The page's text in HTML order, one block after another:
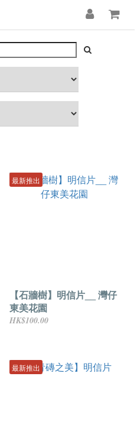
最新推出
【石牆樹】明信片__ 灣仔
東美花園
HK$100.00
最新推出